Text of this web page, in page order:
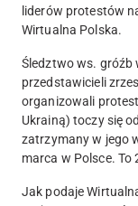
liderów protestów
Wirtualna Polska.
Śledztwo ws.
przedstawicieli
organizowali
Ukrainą) toczy się
zatrzymany w jego
marca w Polsce. To
Jak podaje